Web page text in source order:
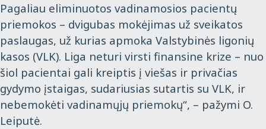
Pagaliau eliminuotos vadinamosios pacientų
priemokos – dvigubas mokėjimas už sveikatos
paslaugas, už kurias apmoka Valstybinės ligonių
kasos (VLK). Liga neturi virsti finansine krize – nuo
šiol pacientai gali kreiptis į viešas ir privačias
gydymo įstaigas, sudariusias sutartis su VLK, ir
nebemokėti vadinamųjų priemokų“, – pažymi O.
Leiputė.